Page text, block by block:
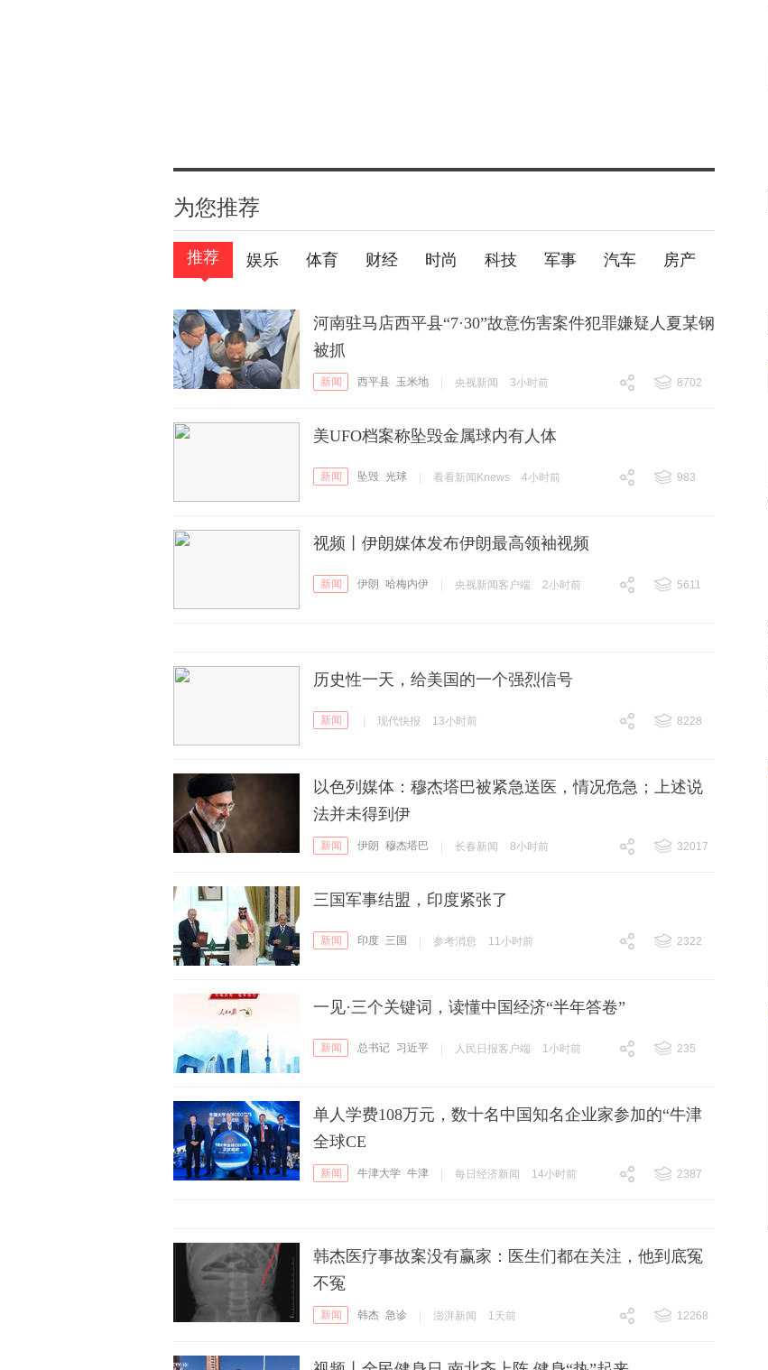
为您推荐
推荐 娱乐 体育 财经 时尚 科技 军事 汽车 房产
河南驻马店西平县“7·30”故意伤害案件犯罪嫌疑人夏某钢
被抓
新闻 西平县 玉米地 央视新闻 3小时前
8702
美UFO档案称坠毁金属球内有人体
新闻 坠毁 光球 看看新闻Knews 4小时前
983
视频丨伊朗媒体发布伊朗最高领袖视频
新闻 伊朗 哈梅内伊 央视新闻客户端 2小时前
5611
历史性一天，给美国的一个强烈信号
新闻 现代快报 13小时前
8228
以色列媒体：穆杰塔巴被紧急送医，情况危急；上述说
法并未得到伊
新闻 伊朗 穆杰塔巴 长春新闻 8小时前
32017
三国军事结盟，印度紧张了
新闻 印度 三国 参考消息 11小时前
2322
一见·三个关键词，读懂中国经济“半年答卷”
新闻 总书记 习近平 人民日报客户端 1小时前
235
单人学费108万元，数十名中国知名企业家参加的“牛津
全球CE
新闻 牛津大学 牛津 每日经济新闻 14小时前
2387
韩杰医疗事故案没有赢家：医生们都在关注，他到底冤
不冤
新闻 韩杰 急诊 澎湃新闻 1天前
12268